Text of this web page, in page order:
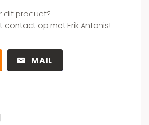
dit product?
contact op met Erik Antonis!
MAIL